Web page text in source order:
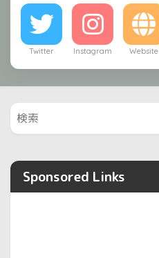
Twitter Instagram Website
Sponsored Links